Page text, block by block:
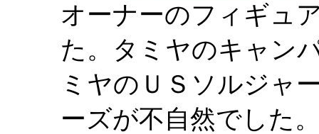
オーナーのフィギュ
た。タミヤのキャン
ミヤのＵＳソルジャ
ーズが不自然でした